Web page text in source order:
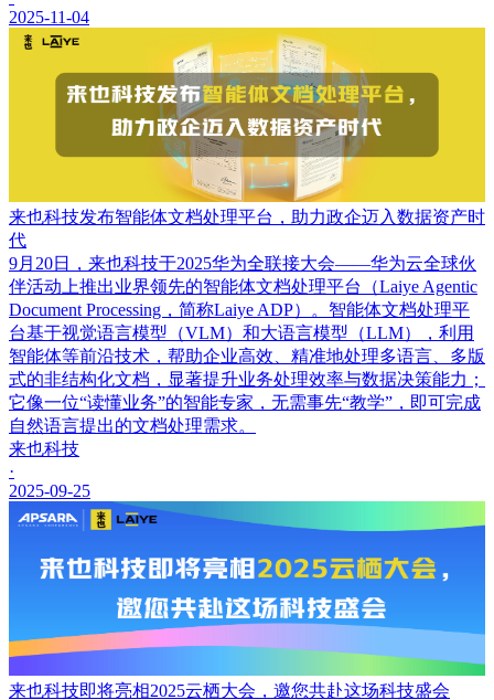
2025-11-04
来也科技发布智能体文档处理平台，助力政企迈入数据资产时
代
9月20日，来也科技于2025华为全联接大会——华为云全球伙
伴活动上推出业界领先的智能体文档处理平台（Laiye Agentic
Document Processing，简称Laiye ADP）。智能体文档处理平
台基于视觉语言模型（VLM）和大语言模型（LLM），利用
智能体等前沿技术，帮助企业高效、精准地处理多语言、多版
式的非结构化文档，显著提升业务处理效率与数据决策能力；
它像一位“读懂业务”的智能专家，无需事先“教学”，即可完成
自然语言提出的文档处理需求。
来也科技
·
2025-09-25
来也科技即将亮相2025云栖大会，邀您共赴这场科技盛会